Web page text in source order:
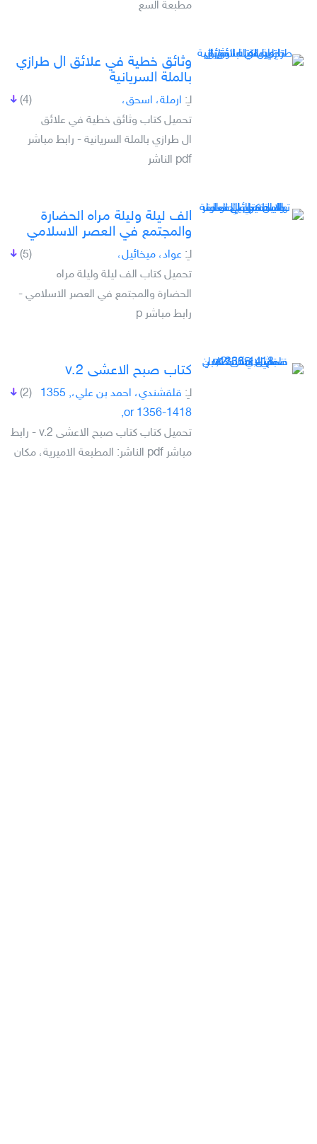
مطبعة السع
وثائق خطية في علائق ال طرازي
بالملة السريانية
(4) لـِ: ارملة، اسحق،
تحميل كتاب وثائق خطية في علائق
ال طرازي بالملة السريانية - رابط مباشر
pdf الناشر
الف ليلة وليلة مراه الحضارة
والمجتمع في العصر الاسلامي
(5) لـِ: عواد، ميخائيل،
تحميل كتاب الف ليلة وليلة مراه
الحضارة والمجتمع في العصر الاسلامي -
رابط مباشر p
كتاب صبح الاعشى v.2
(2) لـِ:
قلقشندي، احمد بن علي،, 1355
or 1356-1418,
تحميل كتاب كتاب صبح الاعشى v.2 - رابط
مباشر pdf الناشر: المطبعة الاميرية، مكان